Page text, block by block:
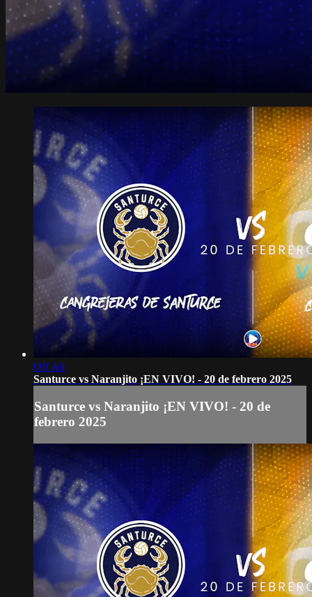
Off Air
Santurce vs Naranjito ¡EN VIVO! - 20 de febrero 2025
Santurce vs Naranjito ¡EN VIVO! - 20 de
febrero 2025